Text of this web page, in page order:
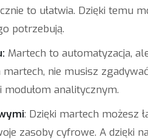
to ułatwia. Dzięki temu
potrzebują.
Martech to automatyzacja,
nie musisz
analitycznym.
: Dzięki martech możesz
zasoby cyfrowe. A dzięki